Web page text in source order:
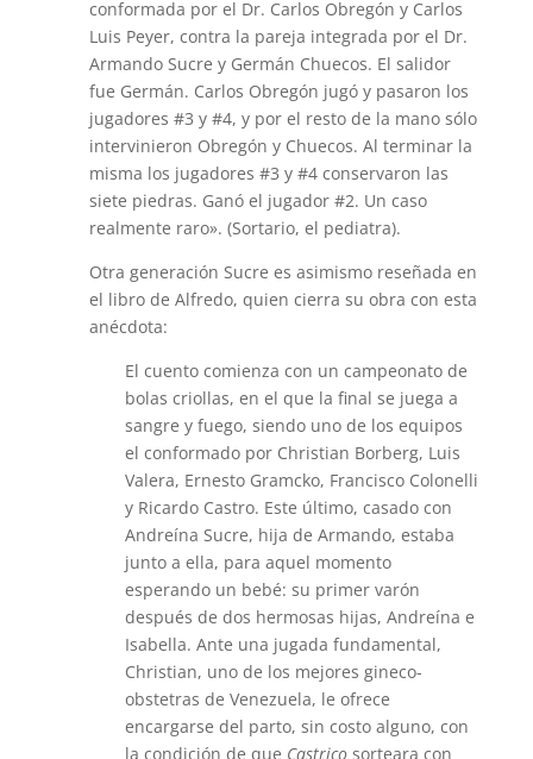
conformada por el Dr. Carlos Obregón y Carlos
Luis Peyer, contra la pareja integrada por el Dr.
Armando Sucre y Germán Chuecos. El salidor
fue Germán. Carlos Obregón jugó y pasaron los
jugadores #3 y #4, y por el resto de la mano sólo
intervinieron Obregón y Chuecos. Al terminar la
misma los jugadores #3 y #4 conservaron las
siete piedras. Ganó el jugador #2. Un caso
realmente raro». (Sortario, el pediatra).
Otra generación Sucre es asimismo reseñada en
el libro de Alfredo, quien cierra su obra con esta
anécdota:
El cuento comienza con un campeonato de
bolas criollas, en el que la final se juega a
sangre y fuego, siendo uno de los equipos
el conformado por Christian Borberg, Luis
Valera, Ernesto Gramcko, Francisco Colonelli
y Ricardo Castro. Este último, casado con
Andreína Sucre, hija de Armando, estaba
junto a ella, para aquel momento
esperando un bebé: su primer varón
después de dos hermosas hijas, Andreína e
Isabella. Ante una jugada fundamental,
Christian, uno de los mejores gineco-
obstetras de Venezuela, le ofrece
encargarse del parto, sin costo alguno, con
la condición de que Castricosorteara con